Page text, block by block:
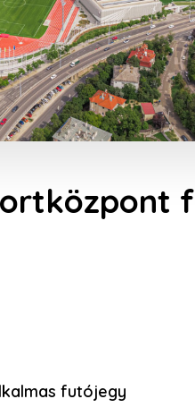
futójegy